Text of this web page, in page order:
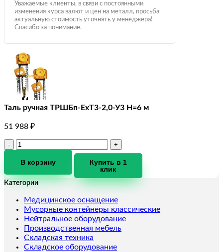
Уважаемые клиенты, в связи с постоянными
изменения курса валют и цен на металл, просьба
актуальную стоимость уточнять у менеджера!
Спасибо за понимание.
Таль ручная ТРШБп-ЕхТ3-2,0-У3 Н=6 м
51 988 ₽
Количество
Таль
ТРШБп-
2,0-
У3
Н=6
м
В корзину
Купить в 1
клик
Категории
Медицинское оснащение
Мусорные контейнеры классические
Нейтральное оборудование
Производственная мебель
Складская техника
Складское оборудование